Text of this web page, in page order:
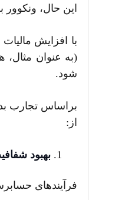
این حال،
(به عنوان مثال،
شود.
براساس تجارب
از:
بهبود
فرآیندهای